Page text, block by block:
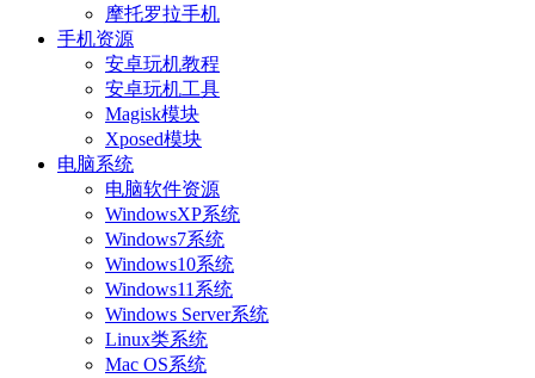
摩托罗拉手机
手机资源
安卓玩机教程
安卓玩机工具
Magisk模块
Xposed模块
电脑系统
电脑软件资源
WindowsXP系统
Windows7系统
Windows10系统
Windows11系统
Windows Server系统
Linux类系统
Mac OS系统